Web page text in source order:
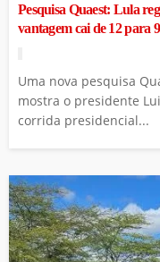
Pesquisa Quaest: Lula
vantagem cai de 12 para
Uma nova pesquisa
mostra o presidente
corrida presidencial...